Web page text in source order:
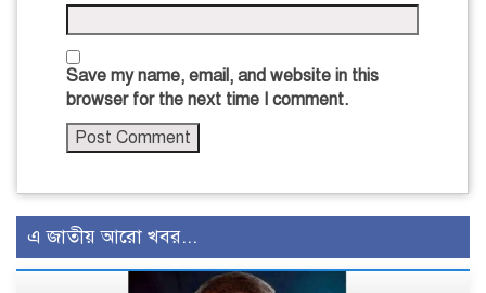
Save my name, email, and website in this
browser for the next time I comment.
এ জাতীয় আরো খবর...